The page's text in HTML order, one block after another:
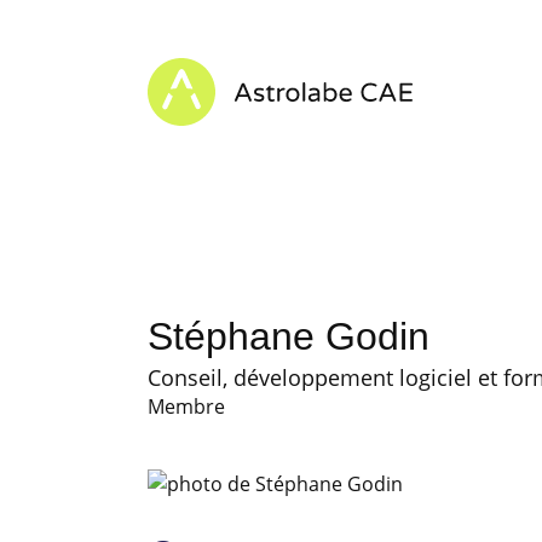
Astrolabe CAE - Home
Stéphane Godin
Conseil, développement logiciel et
Membre